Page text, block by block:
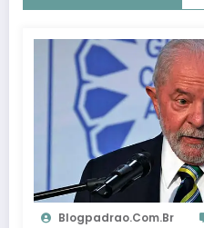
Blogpadrao.com.br